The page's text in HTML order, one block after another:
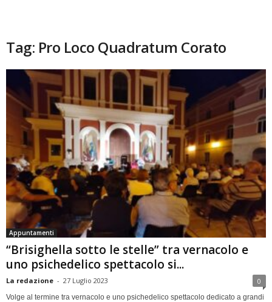
Tag: Pro Loco Quadratum Corato
Appuntamenti
“Brisighella sotto le stelle” tra vernacolo e
uno psichedelico spettacolo si...
La redazione - 27 Luglio 2023 0
Volge al termine tra vernacolo e uno psichedelico spettacolo dedicato a grandi